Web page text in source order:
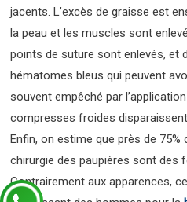
jacents. L’excès de graisse est
la peau et les muscles sont
points de suture sont enlevés, et
hématomes bleus qui peuvent
souvent empêché par
compresses froides
Enfin, on estime que près de 75%
chirurgie des paupières sont des
Contrairement aux apparences,